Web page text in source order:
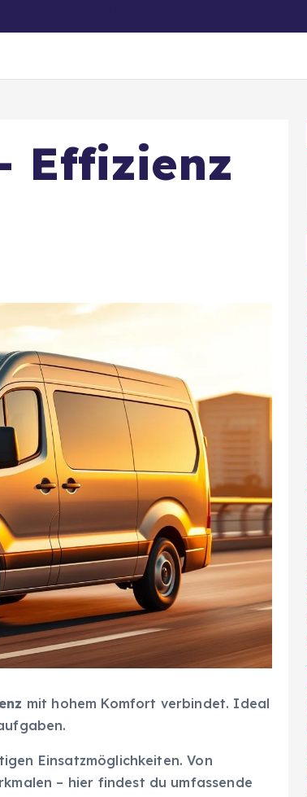
Effizienz
mit hohem Komfort verbindet. Ideal
Einsatzmöglichkeiten. Von
– hier findest du umfassende